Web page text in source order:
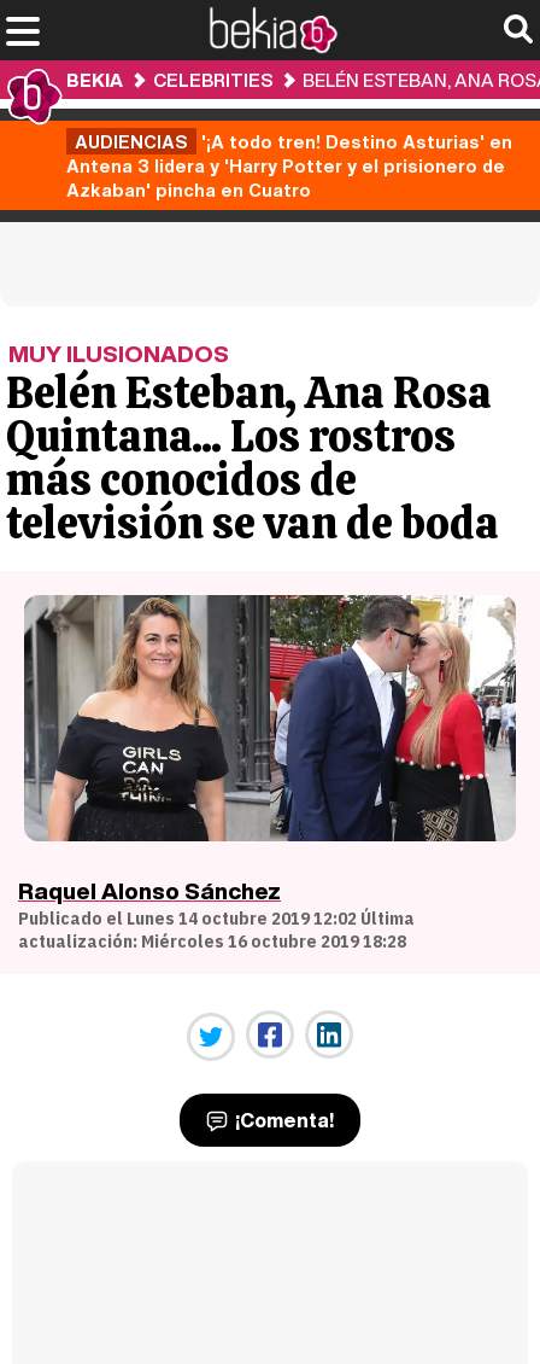
BEKIA CELEBRITIES BELÉN ESTEBAN, ANA
AUDIENCIAS '¡A todo tren! Destino Asturias' en
Antena 3 lidera y 'Harry Potter y el prisionero de
Azkaban' pincha en Cuatro
MUY ILUSIONADOS
Belén Esteban, Ana Rosa
Quintana... Los rostros
más conocidos de
televisión se van de boda
Raquel Alonso Sánchez
Publicado el Lunes 14 octubre 2019 12:02 Última
actualización: Miércoles 16 octubre 2019 18:28
¡Comenta!